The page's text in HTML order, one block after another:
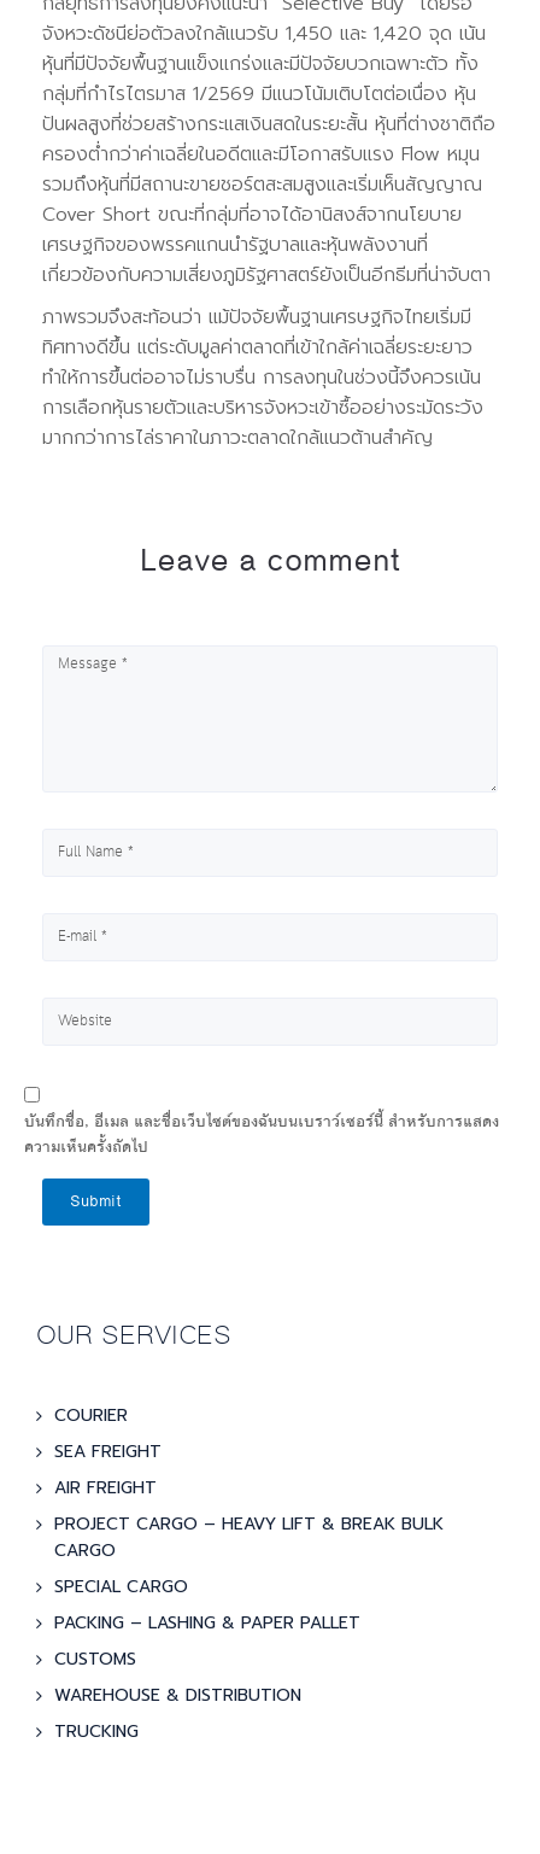
จังหวะดัชนีย่อตัวลงใกล้แนวรับ 1,450 และ 1,420 จุด เน้น
หุ้นที่มีปัจจัยพื้นฐานแข็งแกร่งและมีปัจจัยบวกเฉพาะตัว ทั้ง
กลุ่มที่กำไรไตรมาส 1/2569 มีแนวโน้มเติบโตต่อเนื่อง หุ้น
ปันผลสูงที่ช่วยสร้างกระแสเงินสดในระยะสั้น หุ้นที่ต่างชาติถือ
ครองต่ำกว่าค่าเฉลี่ยในอดีตและมีโอกาสรับแรง Flow หมุน
รวมถึงหุ้นที่มีสถานะขายชอร์ตสะสมสูงและเริ่มเห็นสัญญาณ
Cover Short ขณะที่กลุ่มที่อาจได้อานิสงส์จากนโยบาย
เศรษฐกิจของพรรคแกนนำรัฐบาลและหุ้นพลังงานที่
เกี่ยวข้องกับความเสี่ยงภูมิรัฐศาสตร์ยังเป็นอีกธีมที่น่าจับตา
ภาพรวมจึงสะท้อนว่า แม้ปัจจัยพื้นฐานเศรษฐกิจไทยเริ่มมี
ทิศทางดีขึ้น แต่ระดับมูลค่าตลาดที่เข้าใกล้ค่าเฉลี่ยระยะยาว
ทำให้การขึ้นต่ออาจไม่ราบรื่น การลงทุนในช่วงนี้จึงควรเน้น
การเลือกหุ้นรายตัวและบริหารจังหวะเข้าซื้ออย่างระมัดระวัง
มากกว่าการไล่ราคาในภาวะตลาดใกล้แนวต้านสำคัญ
Leave a comment
บันทึกชื่อ, อีเมล และชื่อเว็บไซต์ของฉันบนเบราว์เซอร์นี้ สำหรับการแสดง
ความเห็นครั้งถัดไป
Submit
OUR SERVICES
COURIER
SEA FREIGHT
AIR FREIGHT
PROJECT CARGO – HEAVY LIFT & BREAK BULK
CARGO
SPECIAL CARGO
PACKING – LASHING & PAPER PALLET
CUSTOMS
WAREHOUSE & DISTRIBUTION
TRUCKING